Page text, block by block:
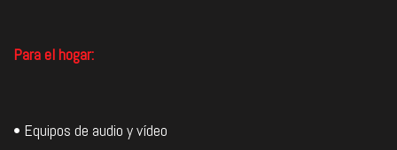
Para el hogar:
• Equipos de audio y vídeo